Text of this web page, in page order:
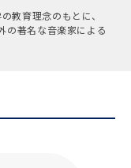
教育理念のもとに、
の著名な音楽家による